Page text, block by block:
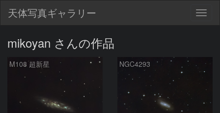
天体写真ギャラリー
mikoyan さんの作品
M108 超新星 NGC4293